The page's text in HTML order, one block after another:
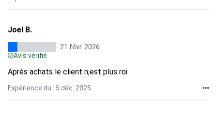
Joel B.
21 févr. 2026
Avis vérifié
Après achats le client n,est plus roi
Expérience du : 5 déc. 2025